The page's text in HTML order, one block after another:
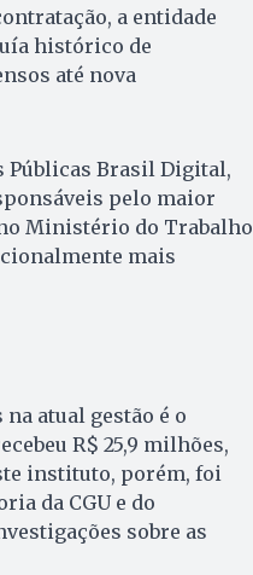
a entidade
histórico de
até nova
Públicas Brasil Digital,
pelo maior
Ministério do Trabalho
mais
atual gestão é o
R$ 25,9 milhões,
instituto, porém, foi
da CGU e do
sobre as